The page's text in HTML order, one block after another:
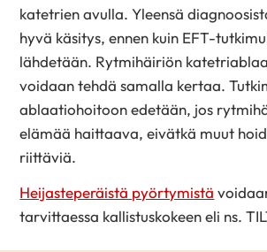
katetrien avulla. Yleensä
hyvä käsitys, ennen kuin EFT-
lähdetään. Rytmihäiriön
voidaan tehdä samalla kertaa.
ablaatiohoitoon edetään, jos
elämää haittaava, eivätkä muut
riittäviä.
Heijasteperäistä pyörtymistä
tarvittaessa kallistuskokeen eli ns.